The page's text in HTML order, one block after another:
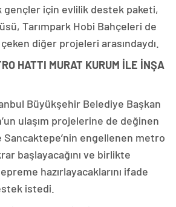
gençler için evlilik destek paketi,
Tarımpark Hobi Bahçeleri de
diğer projeleri arasındaydı.
HATTI MURAT KURUM İLE İNŞA
Büyükşehir Belediye Başkan
ulaşım projelerine de değinen
Sancaktepe’nin engellenen metro
başlayacağını ve birlikte
hazırlayacaklarını ifade
istedi.